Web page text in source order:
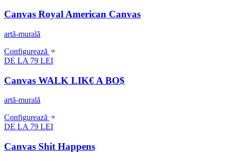
Canvas Royal American Canvas
artă-murală
Configurează
DE LA 79 LEI
Canvas WALK LIK€ A BO$
artă-murală
Configurează
DE LA 79 LEI
Canvas Shit Happens